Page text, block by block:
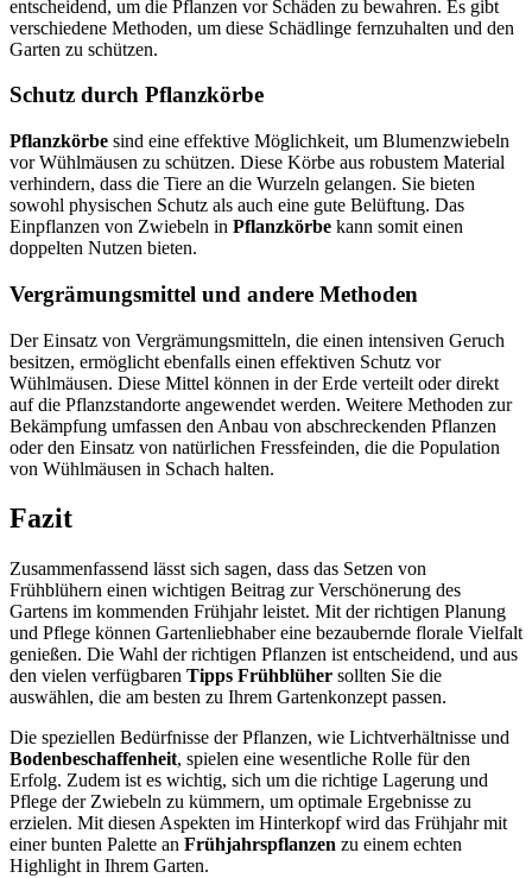
entscheidend, um die Pflanzen vor Schäden zu bewahren. Es gibt
verschiedene Methoden, um diese Schädlinge fernzuhalten und den
Garten zu schützen.
Schutz durch Pflanzkörbe
Pflanzkörbe sind eine effektive Möglichkeit, um Blumenzwiebeln
vor Wühlmäusen zu schützen. Diese Körbe aus robustem Material
verhindern, dass die Tiere an die Wurzeln gelangen. Sie bieten
sowohl physischen Schutz als auch eine gute Belüftung. Das
Einpflanzen von Zwiebeln in Pflanzkörbe kann somit einen
doppelten Nutzen bieten.
Vergrämungsmittel und andere Methoden
Der Einsatz von Vergrämungsmitteln, die einen intensiven Geruch
besitzen, ermöglicht ebenfalls einen effektiven Schutz vor
Wühlmäusen. Diese Mittel können in der Erde verteilt oder direkt
auf die Pflanzstandorte angewendet werden. Weitere Methoden zur
Bekämpfung umfassen den Anbau von abschreckenden Pflanzen
oder den Einsatz von natürlichen Fressfeinden, die die Population
von Wühlmäusen in Schach halten.
Fazit
Zusammenfassend lässt sich sagen, dass das Setzen von
Frühblühern einen wichtigen Beitrag zur Verschönerung des
Gartens im kommenden Frühjahr leistet. Mit der richtigen Planung
und Pflege können Gartenliebhaber eine bezaubernde florale Vielfalt
genießen. Die Wahl der richtigen Pflanzen ist entscheidend, und aus
den vielen verfügbaren Tipps Frühblüher sollten Sie die
auswählen, die am besten zu Ihrem Gartenkonzept passen.
Die speziellen Bedürfnisse der Pflanzen, wie Lichtverhältnisse und
Bodenbeschaffenheit, spielen eine wesentliche Rolle für den
Erfolg. Zudem ist es wichtig, sich um die richtige Lagerung und
Pflege der Zwiebeln zu kümmern, um optimale Ergebnisse zu
erzielen. Mit diesen Aspekten im Hinterkopf wird das Frühjahr mit
einer bunten Palette an Frühjahrspflanzen zu einem echten
Highlight in Ihrem Garten.